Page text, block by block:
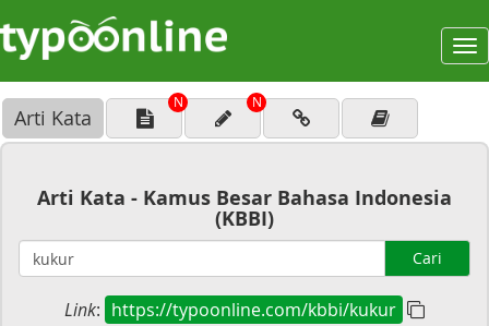
Arti Kata
N N
Arti Kata - Kamus Besar Bahasa Indonesia
(KBBI)
Cari
Link: https://typoonline.com/kbbi/kukur